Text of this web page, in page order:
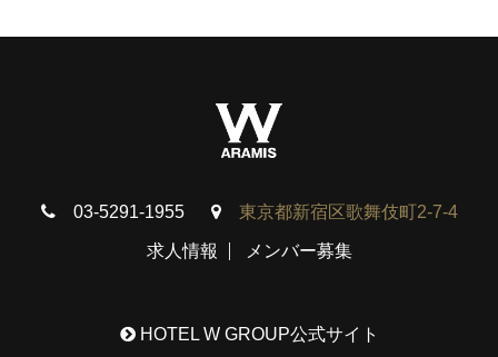
03-5291-1955 東京都新宿区歌舞伎町2-7-4
求人情報 メンバー募集
HOTEL W GROUP公式サイト